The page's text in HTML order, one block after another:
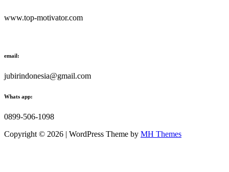
www.top-motivator.com
email:
jubirindonesia@gmail.com
Whats app:
0899-506-1098
Copyright © 2026 | WordPress Theme by MH Themes